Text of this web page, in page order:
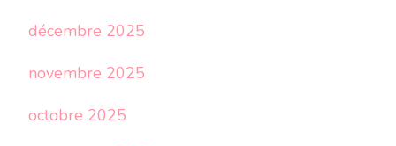
décembre 2025
novembre 2025
octobre 2025